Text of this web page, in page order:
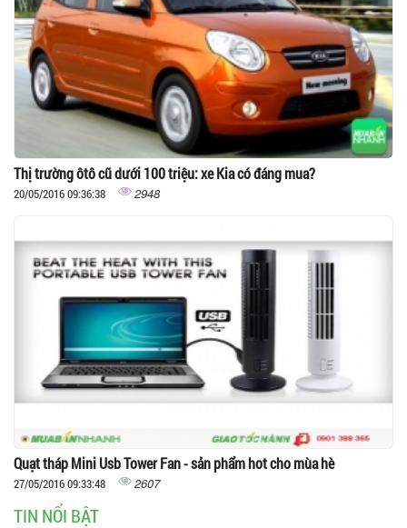
Thị trường ôtô cũ dưới 100 triệu: xe Kia có đáng mua?
20/05/2016 09:36:38 2948
Quạt tháp Mini Usb Tower Fan - sản phẩm hot cho mùa hè
27/05/2016 09:33:48 2607
TIN NỔI BẬT